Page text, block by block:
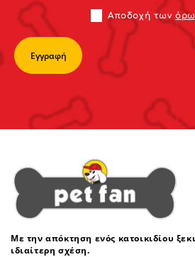
Αποδoχή των
Με την απόκτηση ενός κατοικιδίου
ιδιαίτερη σχέση.